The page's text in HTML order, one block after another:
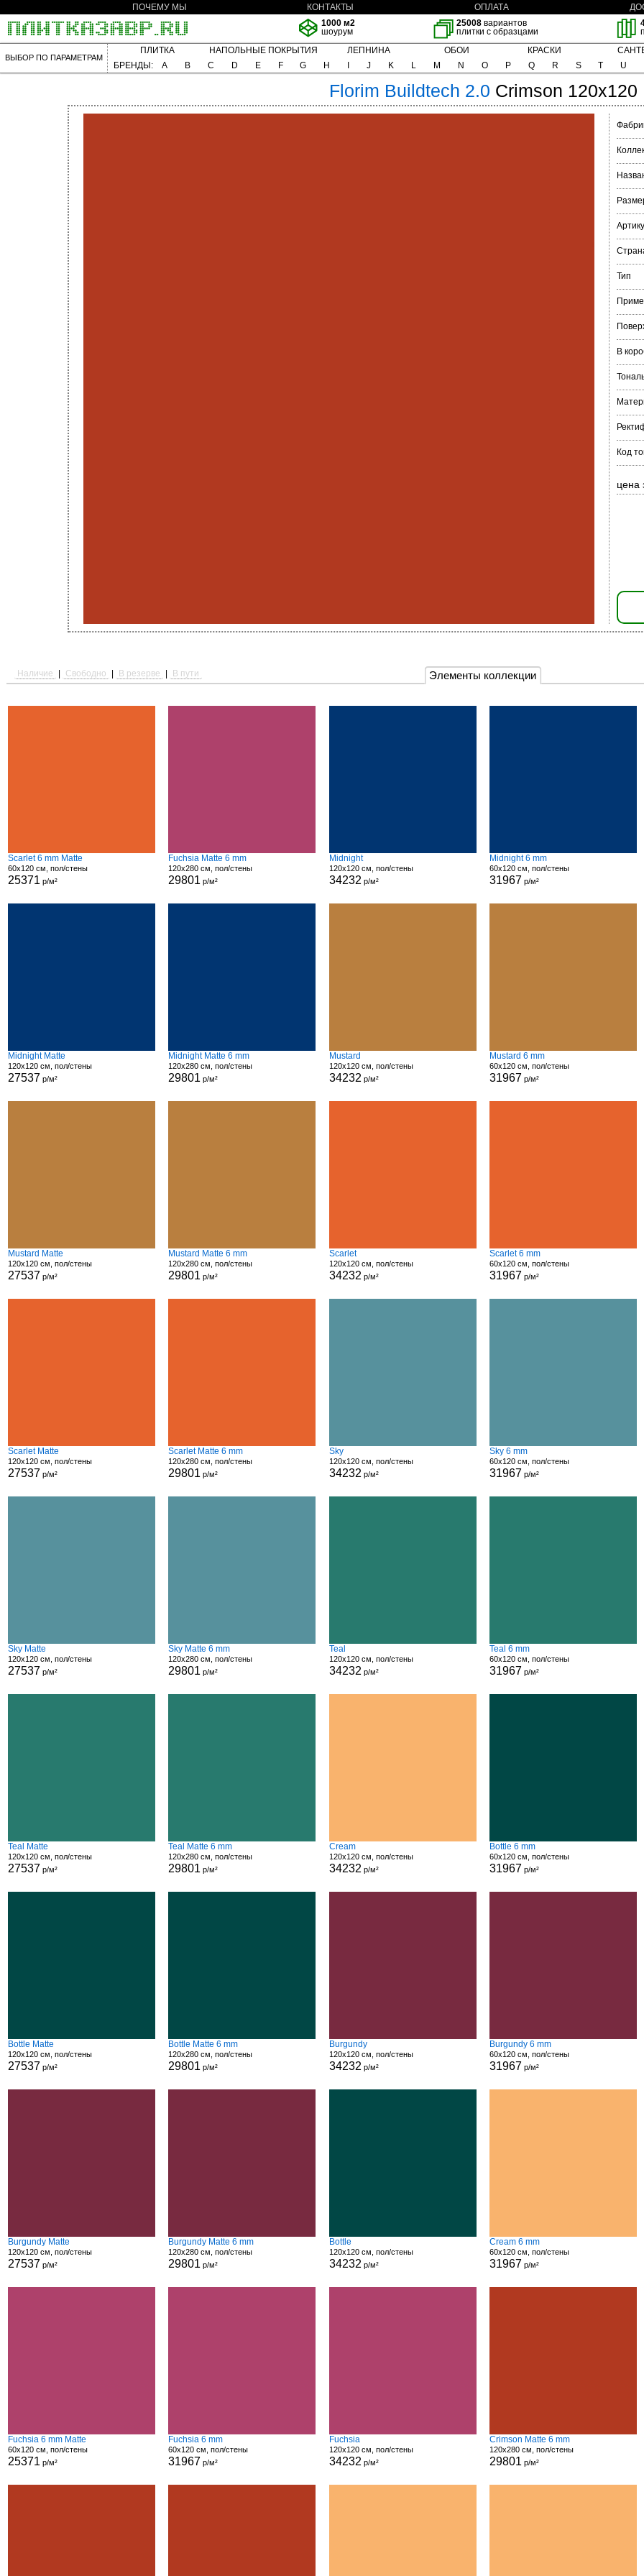
ПОЧЕМУ МЫ КОНТАКТЫ ОПЛАТА
1000 м2
шоурум
25008 вариантов
плитки с образцами
ВЫБОР ПО ПАРАМЕТРАМ
ПЛИТКА НАПОЛЬНЫЕ ПОКРЫТИЯ ЛЕПНИНА ОБОИ КРАСКИ
БРЕНДЫ:
A B C D E F G H J K L M N O P Q R S T U
Florim Buildtech 2.0 Crimson 120x120
Тип
В
Код
цена
Элементы коллекции
Наличие Свободно В резерве В пути
Scarlet 6 mm Matte
60x120 см, пол/стены
25371 р/м²
Fuchsia Matte 6 mm
120x280 см, пол/стены
29801 р/м²
Midnight
120x120 см, пол/стены
34232 р/м²
Midnight 6 mm
60x120 см, пол/стены
31967 р/м²
Midnight Matte
120x120 см, пол/стены
27537 р/м²
Midnight Matte 6 mm
120x280 см, пол/стены
29801 р/м²
Mustard
120x120 см, пол/стены
34232 р/м²
Mustard 6 mm
60x120 см, пол/стены
31967 р/м²
Mustard Matte
120x120 см, пол/стены
27537 р/м²
Mustard Matte 6 mm
120x280 см, пол/стены
29801 р/м²
Scarlet
120x120 см, пол/стены
34232 р/м²
Scarlet 6 mm
60x120 см, пол/стены
31967 р/м²
Scarlet Matte
120x120 см, пол/стены
27537 р/м²
Scarlet Matte 6 mm
120x280 см, пол/стены
29801 р/м²
Sky
120x120 см, пол/стены
34232 р/м²
Sky 6 mm
60x120 см, пол/стены
31967 р/м²
Sky Matte
120x120 см, пол/стены
27537 р/м²
Sky Matte 6 mm
120x280 см, пол/стены
29801 р/м²
Teal
120x120 см, пол/стены
34232 р/м²
Teal 6 mm
60x120 см, пол/стены
31967 р/м²
Teal Matte
120x120 см, пол/стены
27537 р/м²
Teal Matte 6 mm
120x280 см, пол/стены
29801 р/м²
Cream
120x120 см, пол/стены
34232 р/м²
Bottle 6 mm
60x120 см, пол/стены
31967 р/м²
Bottle Matte
120x120 см, пол/стены
27537 р/м²
Bottle Matte 6 mm
120x280 см, пол/стены
29801 р/м²
Burgundy
120x120 см, пол/стены
34232 р/м²
Burgundy 6 mm
60x120 см, пол/стены
31967 р/м²
Burgundy Matte
120x120 см, пол/стены
27537 р/м²
Burgundy Matte 6 mm
120x280 см, пол/стены
29801 р/м²
Bottle
120x120 см, пол/стены
34232 р/м²
Cream 6 mm
60x120 см, пол/стены
31967 р/м²
Fuchsia 6 mm Matte
60x120 см, пол/стены
25371 р/м²
Fuchsia 6 mm
60x120 см, пол/стены
31967 р/м²
Fuchsia
120x120 см, пол/стены
34232 р/м²
Crimson Matte 6 mm
120x280 см, пол/стены
29801 р/м²